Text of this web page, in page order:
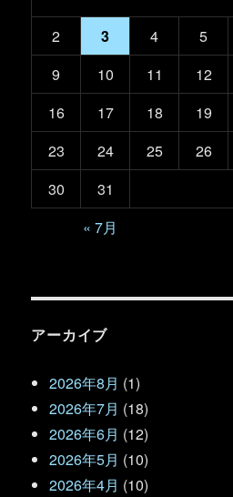
2
3 4 5
9
10 11 12
16
17 18 19
23
24 25 26
30
31
« 7月
アーカイブ
2026年8月 (1)
2026年7月 (18)
2026年6月 (12)
2026年5月 (10)
2026年4月 (10)